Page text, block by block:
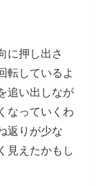
に押し出さ
転しているよ
追い出しなが
なっていくわ
返りが少な
見えたかもし